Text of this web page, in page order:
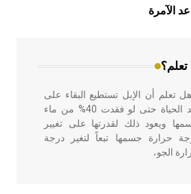
الآمرةالتي ارتبطت بالعمارة الإسلامية
بلاد الشام ومصر خاصة، حيث يحرص
تعلم أن الإبل تستطيع البقاء على
قيد الحياة حتى لو فقدت 40% من ماء
ويعود ذلك لقدرتها على تغيير
حرارة جسمها تبعاً لتغير درجة
الجو،